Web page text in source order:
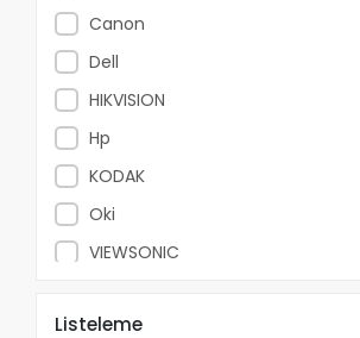
Canon
Dell
HIKVISION
Hp
KODAK
Oki
VIEWSONIC
Listeleme